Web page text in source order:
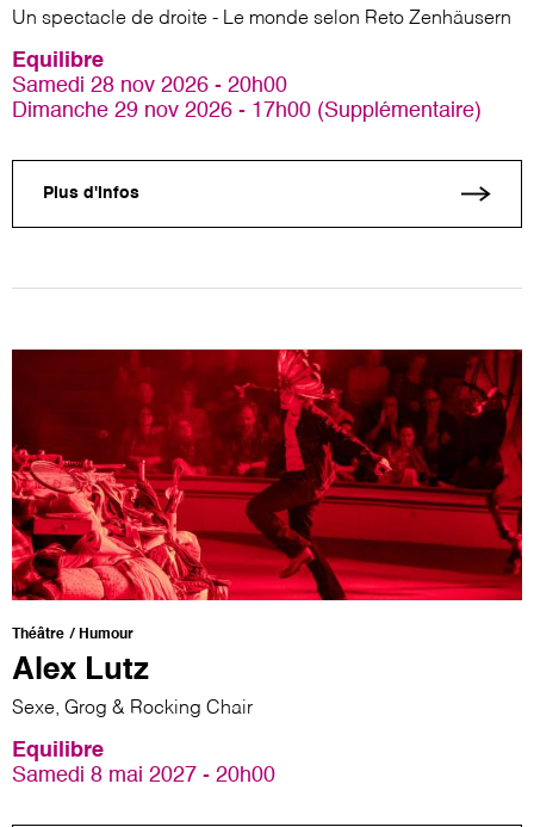
Un spectacle de droite - Le monde selon Reto Zenhäusern
Equilibre
Samedi 28 nov 2026 - 20h00
Dimanche 29 nov 2026 - 17h00 (Supplémentaire)
Plus d'infos
Théâtre Humour
Alex Lutz
Sexe, Grog & Rocking Chair
Equilibre
Samedi 8 mai 2027 - 20h00